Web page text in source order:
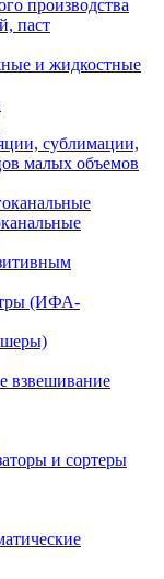
производства
паст
и жидкостные
сублимации,
малых объемов
(ИФА-
взвешивание
и сортеры